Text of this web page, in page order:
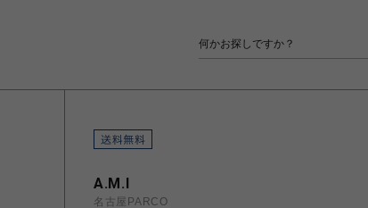
A.M.I
名古屋PARCO